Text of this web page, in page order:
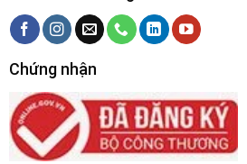
Chứng nhận